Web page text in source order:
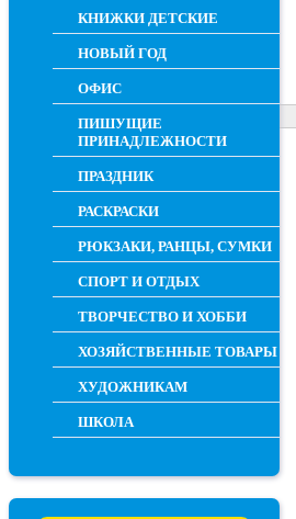
КНИЖКИ ДЕТСКИЕ
НОВЫЙ ГОД
ОФИС
ПИШУЩИЕ
ПРИНАДЛЕЖНОСТИ
ПРАЗДНИК
РАСКРАСКИ
РЮКЗАКИ, РАНЦЫ, СУМКИ
СПОРТ И ОТДЫХ
ТВОРЧЕСТВО И ХОББИ
ХОЗЯЙСТВЕННЫЕ ТОВАРЫ
ХУДОЖНИКАМ
ШКОЛА